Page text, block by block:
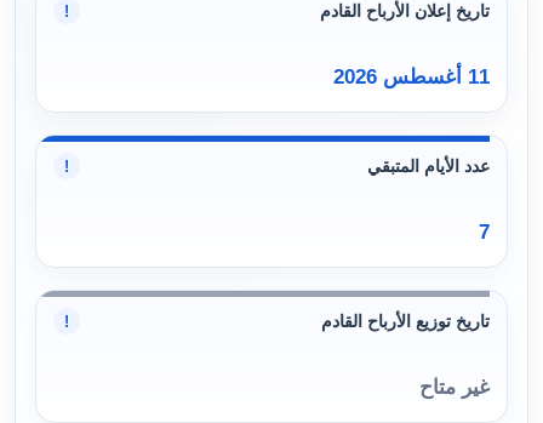
تاريخ إعلان الأرباح القادم !
11 أغسطس 2026
عدد الأيام المتبقي !
7
تاريخ توزيع الأرباح القادم !
غير متاح